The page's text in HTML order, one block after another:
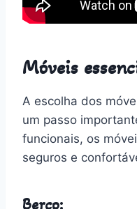
Móveis
A escolha dos
um passo
funcionais, os
seguros e
Berço: